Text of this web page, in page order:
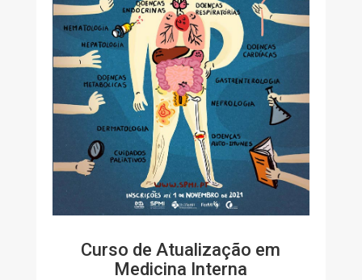
Curso de Atualização em
Medicina Interna